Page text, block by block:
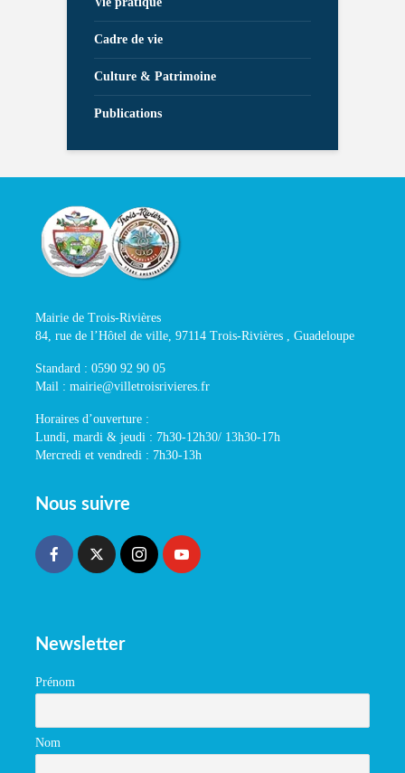
Cadre de vie
Culture & Patrimoine
Publications
Mairie de Trois-Rivières
84, rue de l’Hôtel de ville, 97114 Trois-Rivières , Guadeloupe
Standard : 0590 92 90 05
Mail : mairie@villetroisrivieres.fr
Horaires d’ouverture :
Lundi, mardi & jeudi : 7h30-12h30/ 13h30-17h
Mercredi et vendredi : 7h30-13h
Nous suivre
Newsletter
Prénom
Nom